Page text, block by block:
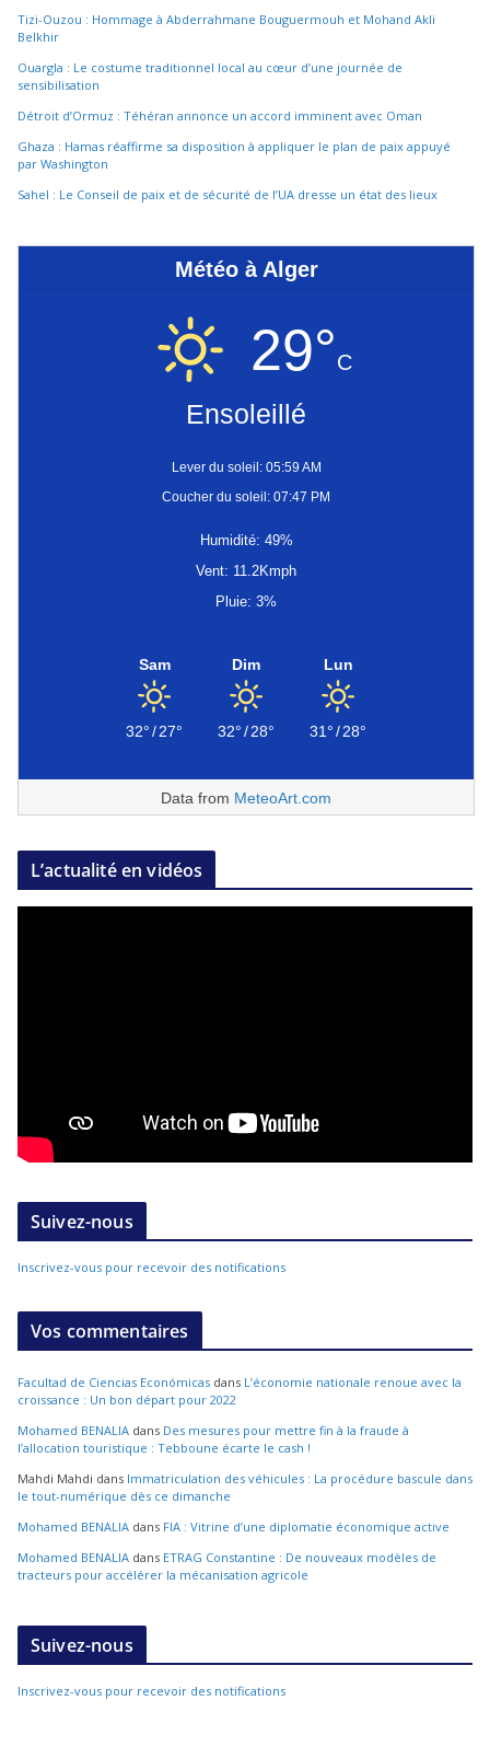
Tizi-Ouzou : Hommage à Abderrahmane Bouguermouh et Mohand Akli
Belkhir
Ouargla : Le costume traditionnel local au cœur d’une journée de
sensibilisation
Détroit d’Ormuz : Téhéran annonce un accord imminent avec Oman
Ghaza : Hamas réaffirme sa disposition à appliquer le plan de paix appuyé
par Washington
Sahel : Le Conseil de paix et de sécurité de l’UA dresse un état des lieux
Météo à Alger
29°C
Ensoleillé
Lever du soleil: 05:59 AM
Coucher du soleil: 07:47 PM
Humidité: 49%
Vent: 11.2Kmph
Pluie: 3%
Sam
32°/27°
Dim
32°/28°
Lun
31°/28°
Data from MeteoArt.com
L’actualité en vidéos
Suivez-nous
Inscrivez-vous pour recevoir des notifications
Vos commentaires
Facultad de Ciencias Económicas dans L’économie nationale renoue avec la
croissance : Un bon départ pour 2022
Mohamed BENALIA dans Des mesures pour mettre fin à la fraude à
l’allocation touristique : Tebboune écarte le cash !
Mahdi Mahdi dans Immatriculation des véhicules : La procédure bascule dans
le tout-numérique dès ce dimanche
Mohamed BENALIA dans FIA : Vitrine d’une diplomatie économique active
Mohamed BENALIA dans ETRAG Constantine : De nouveaux modèles de
tracteurs pour accélérer la mécanisation agricole
Suivez-nous
Inscrivez-vous pour recevoir des notifications